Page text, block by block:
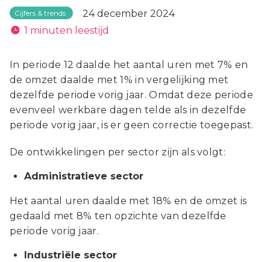
Cijfers & trends
24 december 2024
1 minuten leestijd
In periode 12 daalde het aantal uren met 7% en
de omzet daalde met 1% in vergelijking met
dezelfde periode vorig jaar. Omdat deze periode
evenveel werkbare dagen telde als in dezelfde
periode vorig jaar, is er geen correctie toegepast.
De ontwikkelingen per sector zijn als volgt:
Administratieve sector
Het aantal uren daalde met 18% en de omzet is
gedaald met 8% ten opzichte van dezelfde
periode vorig jaar.
Industriële sector